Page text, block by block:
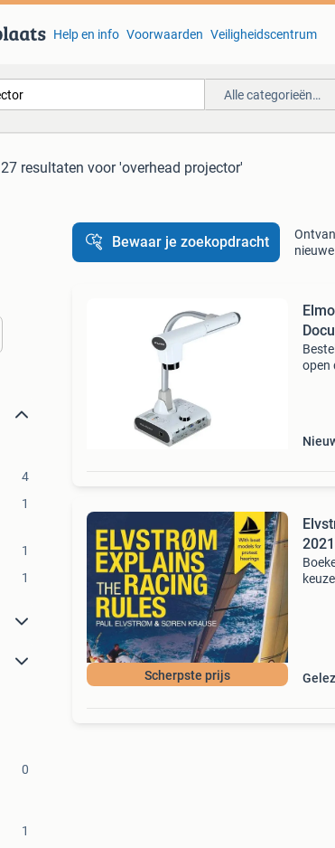
Help en info Voorwaarden Veiligheidscentrum
Alle categorieën…
27 resultaten voor 'overhead projector'
4
1
1
1
0
1
Bewaar je zoekopdracht
open
Scherpste prijs